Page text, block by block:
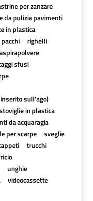
per zanzare
da pulizia pavimenti
in plastica
righelli
sfusi
sull'ago)
stoviglie in plastica
da acquaragia
per scarpe
sveglie
trucchi
unghie
videocassette